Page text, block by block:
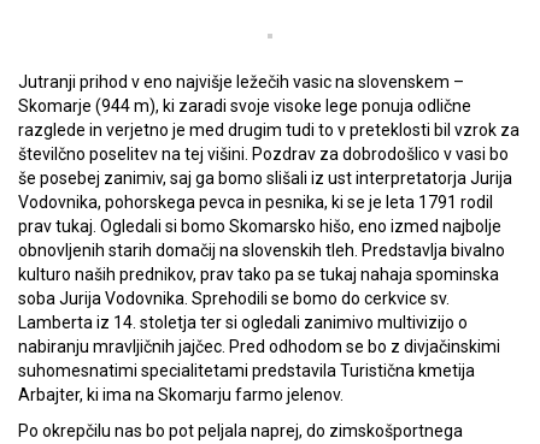
Jutranji prihod v eno najvišje ležečih vasic na slovenskem –
Skomarje (944 m), ki zaradi svoje visoke lege ponuja odlične
razglede in verjetno je med drugim tudi to v preteklosti bil vzrok za
številčno poselitev na tej višini. Pozdrav za dobrodošlico v vasi bo
še posebej zanimiv, saj ga bomo slišali iz ust interpretatorja Jurija
Vodovnika, pohorskega pevca in pesnika, ki se je leta 1791 rodil
prav tukaj. Ogledali si bomo Skomarsko hišo, eno izmed najbolje
obnovljenih starih domačij na slovenskih tleh. Predstavlja bivalno
kulturo naših prednikov, prav tako pa se tukaj nahaja spominska
soba Jurija Vodovnika. Sprehodili se bomo do cerkvice sv.
Lamberta iz 14. stoletja ter si ogledali zanimivo multivizijo o
nabiranju mravljičnih jajčec. Pred odhodom se bo z divjačinskimi
suhomesnatimi specialitetami predstavila Turistična kmetija
Arbajter, ki ima na Skomarju farmo jelenov.
Po okrepčilu nas bo pot peljala naprej, do zimskošportnega